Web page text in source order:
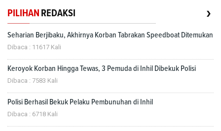
PILIHAN REDAKSI ›
Seharian Berjibaku, Akhirnya Korban Tabrakan Speedboat Ditemukan
Dibaca : 11617 Kali
Keroyok Korban Hingga Tewas, 3 Pemuda di Inhil Dibekuk Polisi
Dibaca : 7583 Kali
Polisi Berhasil Bekuk Pelaku Pembunuhan di Inhil
Dibaca : 6718 Kali